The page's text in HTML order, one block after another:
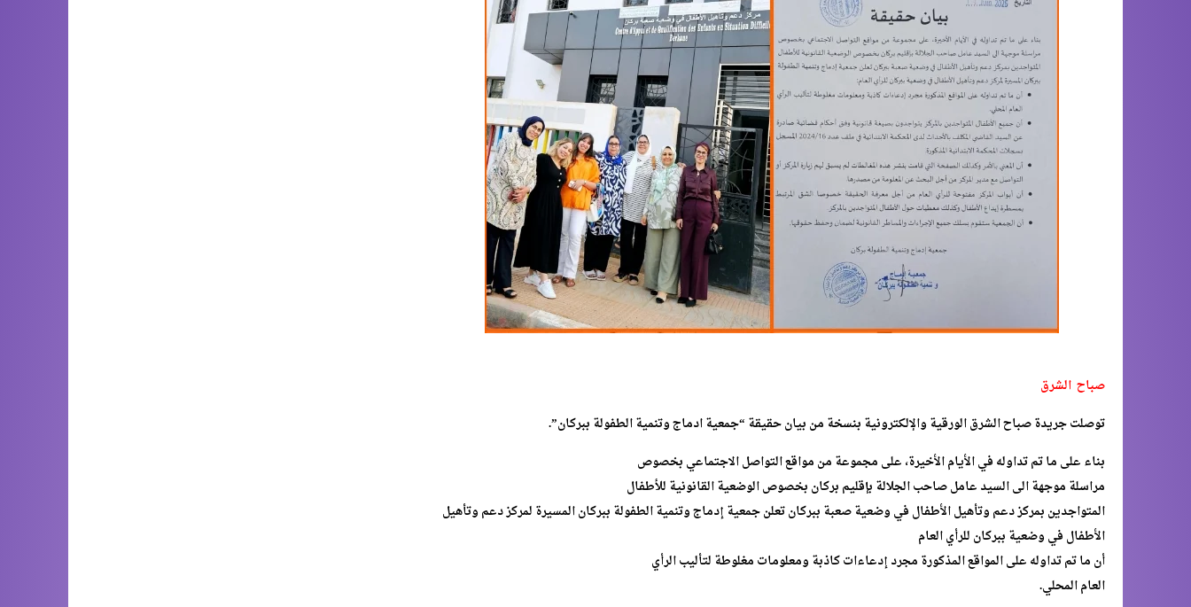
صباح الشرق
توصلت جريدة صباح الشرق الورقية والإلكترونية بنسخة من بيان حقيقة “جمعية ادماج وتنمية الطفولة ببركان”.
بناء على ما تم تداوله في الأيام الأخيرة، على مجموعة من مواقع التواصل الاجتماعي بخصوص
مراسلة موجهة الى السيد عامل صاحب الجلالة بإقليم بركان بخصوص الوضعية القانونية للأطفال
المتواجدين بمركز دعم وتأهيل الأطفال في وضعية صعبة ببركان تعلن جمعية إدماج وتنمية الطفولة ببركان المسيرة لمركز دعم وتأهيل
الأطفال في وضعية ببركان للرأي العام
أن ما تم تداوله على المواقع المذكورة مجرد إدعاءات كاذبة ومعلومات مغلوطة لتأليب الرأي
العام المحلي.